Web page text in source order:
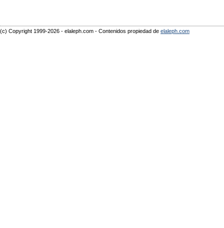
(c) Copyright 1999-2026 - elaleph.com - Contenidos propiedad de elaleph.com